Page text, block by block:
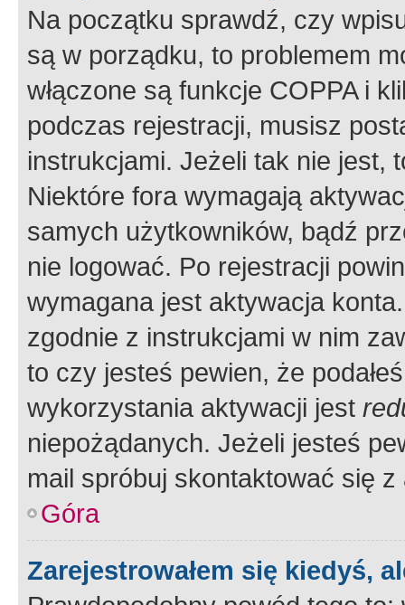
Na początku sprawdź, czy
są w porządku, to problemem
włączone są funkcje COPPA i
podczas rejestracji, musisz
instrukcjami. Jeżeli tak nie jest,
Niektóre fora wymagają
samych użytkowników, bądź
nie logować. Po rejestracji
wymagana jest aktywacja
zgodnie z instrukcjami w nim
to czy jesteś pewien, że
wykorzystania aktywacji jest
niepożądanych. Jeżeli jesteś
mail spróbuj skontaktować się
Góra
Zarejestrowałem się kiedyś,